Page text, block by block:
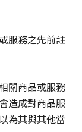
服務之先前註
關商品或服務
造成對商品服
為其與其他當